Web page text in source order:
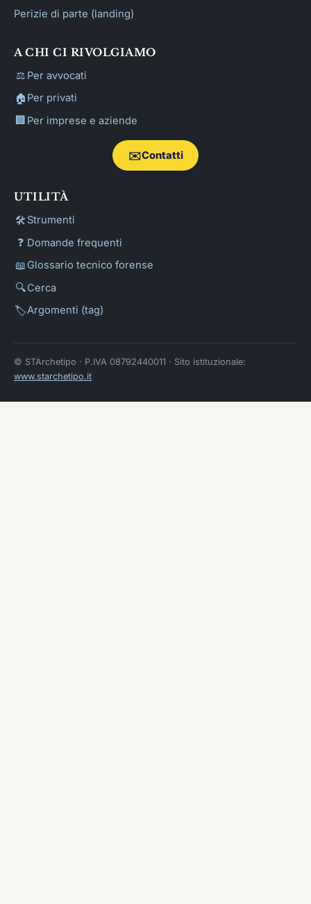
Perizie di parte (landing)
A CHI CI RIVOLGIAMO
⚖️ Per avvocati
🏠 Per privati
🏢 Per imprese e aziende
✉️Contatti
UTILITÀ
🛠️ Strumenti
❓ Domande frequenti
📖 Glossario tecnico forense
🔍Cerca
🏷️Argomenti (tag)
© STArchetipo · P.IVA 08792440011 · Sito istituzionale:
www.starchetipo.it